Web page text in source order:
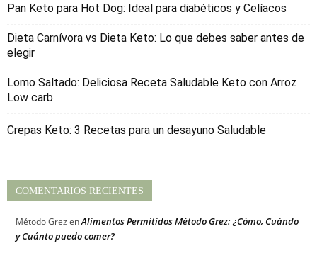
Pan Keto para Hot Dog: Ideal para diabéticos y Celíacos
Dieta Carnívora vs Dieta Keto: Lo que debes saber antes de
elegir
Lomo Saltado: Deliciosa Receta Saludable Keto con Arroz
Low carb
Crepas Keto: 3 Recetas para un desayuno Saludable
COMENTARIOS RECIENTES
Método Grez enAlimentos Permitidos Método Grez: ¿Cómo, Cuándo
y Cuánto puedo comer?